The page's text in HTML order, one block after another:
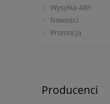
Wysyłka 48h
Nowości
Promocja
Producenci